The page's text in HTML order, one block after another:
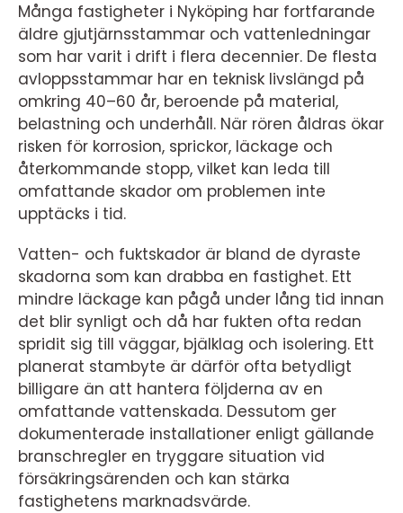
Många fastigheter i Nyköping har fortfarande
äldre gjutjärnsstammar och vattenledningar
som har varit i drift i flera decennier. De flesta
avloppsstammar har en teknisk livslängd på
omkring 40–60 år, beroende på material,
belastning och underhåll. När rören åldras ökar
risken för korrosion, sprickor, läckage och
återkommande stopp, vilket kan leda till
omfattande skador om problemen inte
upptäcks i tid.
Vatten- och fuktskador är bland de dyraste
skadorna som kan drabba en fastighet. Ett
mindre läckage kan pågå under lång tid innan
det blir synligt och då har fukten ofta redan
spridit sig till väggar, bjälklag och isolering. Ett
planerat stambyte är därför ofta betydligt
billigare än att hantera följderna av en
omfattande vattenskada. Dessutom ger
dokumenterade installationer enligt gällande
branschregler en tryggare situation vid
försäkringsärenden och kan stärka
fastighetens marknadsvärde.